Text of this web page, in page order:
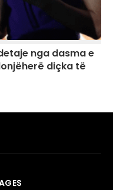
nga dasma e
diçka të